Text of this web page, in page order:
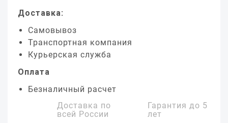
Доставка:
Самовывоз
Транспортная компания
Курьерская служба
Оплата
Безналичный расчет
Доставка по
всей России
Гарантия до 5
лет